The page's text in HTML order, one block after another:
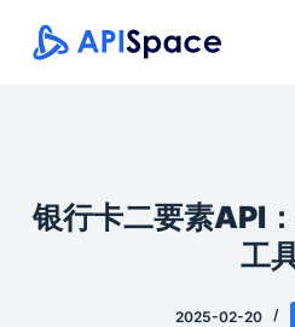
跳
过
银行卡二要素API
工
2025-02-20